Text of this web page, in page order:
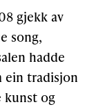
gjekk av
song,
hadde
ein tradisjon
kunst og